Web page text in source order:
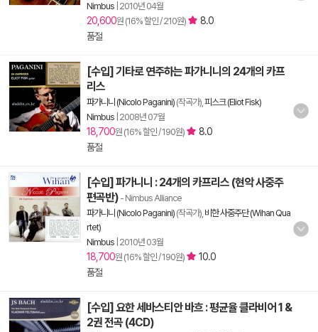
Nimbus 2010년 04월
20,600원 (16% 할인 / 210원)
8.0
품절
[수입] 기타로 연주하는 파가니니의 24개의 카프
리스
파가니니 (Nicolo Paganini) (작곡가), 피스크 (Eliot Fisk)
Nimbus 2008년 07월
18,700원 (16% 할인 / 190원)
8.0
품절
[수입] 파가니니 : 24개의 카프리스 (현악 사중주
편곡반) - Nimbus Alliance
파가니니 (Nicolo Paganini) (작곡가), 비한 사중주단 (Wihan Qua
rtet)
Nimbus 2010년 03월
18,700원 (16% 할인 / 190원)
10.0
품절
[수입] 요한 세바스티안 바흐 : 평균율 클라비어 1 &
2권 전곡 (4CD)